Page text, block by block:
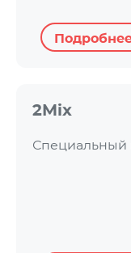
2Mix
Специальный